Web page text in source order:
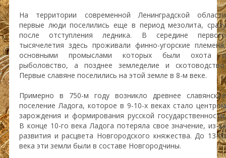
На территории современной Ленинградской области
первые люди поселились еще в период мезолита, сразу
после отступления ледника. В середине первого
тысячелетия здесь проживали финно-угорские племена,
основными промыслами которых были охота и
рыболовство, а позднее земледелие и скотоводство.
Первые славяне поселились на этой земле в 8-м веке.
Примерно в 750-м году возникло древнее славянское
поселение Ладога, которое в 9-10-х веках стало центром
зарождения и формирования русской государственности.
В конце 10-го века Ладога потеряла свое значение, из-за
развития и расцвета Новгородского княжества. До 13-го
века эти земли были в составе Новгородчины.